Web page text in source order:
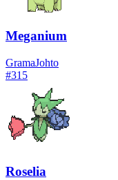
Meganium
GramaJohto
#315
Roselia